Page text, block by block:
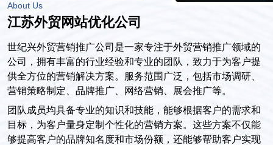
About Us
江苏外贸网站优化公司
世纪兴外贸营销推广公司是一家专注于外贸营销推广领域的
公司，拥有丰富的行业经验和专业的团队，致力于为客户提
供全方位的营销解决方案。服务范围广泛，包括市场调研、
营销策略制定、品牌推广、网络营销、展会推广等。
团队成员均具备专业的知识和技能，能够根据客户的需求和
目标，为客户量身定制个性化的营销方案。这些方案不仅能
够提高客户的品牌知名度和市场份额，还能够帮助客户实现